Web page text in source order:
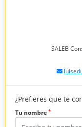
SALEB
¿Prefieres que te
Tu nombre *